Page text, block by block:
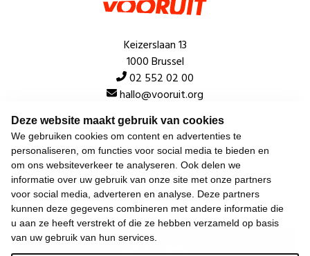
Deze website maakt gebruik van cookies
We gebruiken cookies om content en advertenties te
personaliseren, om functies voor social media te bieden en
om ons websiteverkeer te analyseren. Ook delen we
informatie over uw gebruik van onze site met onze partners
voor social media, adverteren en analyse. Deze partners
kunnen deze gegevens combineren met andere informatie die
u aan ze heeft verstrekt of die ze hebben verzameld op basis
van uw gebruik van hun services.
Keizerslaan 13
1000 Brussel
02 552 02 00
hallo@vooruit.org
Snel
Over de beweging
Algemeen
Laatste nieuws